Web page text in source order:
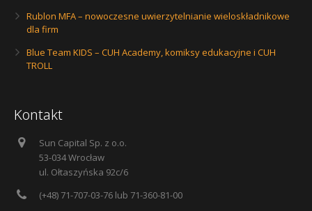
Rublon MFA – nowoczesne uwierzytelnianie wieloskładnikowe
dla firm
Blue Team KIDS – CUH Academy, komiksy edukacyjne i CUH
TROLL
Kontakt
Sun Capital Sp. z o.o.
53-034 Wrocław
ul. Ołtaszyńska 92c/6
(+48) 71-707-03-76 lub 71-360-81-00